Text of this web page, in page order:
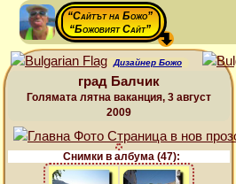
“Сайтът на Божо”
“Божовият Сайт”
Дизайнер Божо
град Балчик
Голямата лятна ваканция, 3 август
2009
Снимки в албума (47):